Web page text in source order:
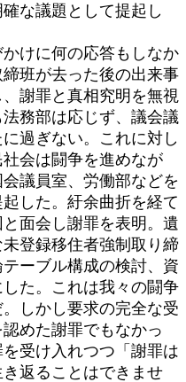
な議題として提起し
けに何の応答もしなか
班が去った後の出来事
謝罪と真相究明を無視
務部は応じず、議会議
過ぎない。これに対し
会は闘争を進めなが
議員室、労働部などを
した。紆余曲折を経て
面会し謝罪を表明。遺
登録移住者強制取り締
ーブル構成の検討、資
た。これは我々の闘争
しかし要求の完全な受
めた謝罪でもなかっ
受け入れつつ「謝罪は
返ることはできませ